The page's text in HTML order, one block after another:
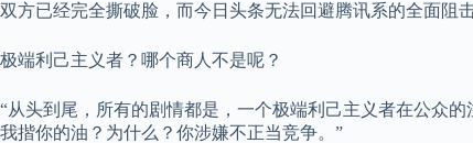
双方已经完全撕破脸，而今日头条无法回避腾讯系的全面阻
极端利己主义者？哪个商人不是呢？
“从头到尾，所有的剧情都是，一个极端利己主义者在公众
我揩你的油？为什么？你涉嫌不正当竞争。”